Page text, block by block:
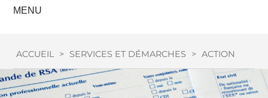
MENU
ACCUEIL > SERVICES ET DÉMARCHES > ACTION